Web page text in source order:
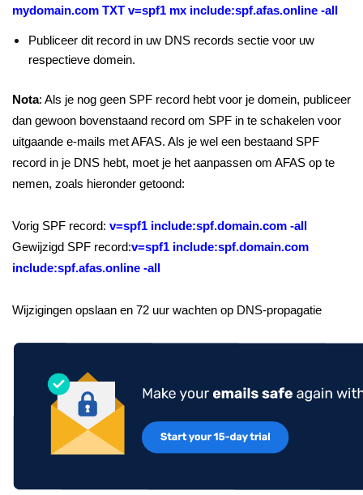
mydomain.com TXT v=spf1 mx include:spf.afas.online -all
Publiceer dit record in uw DNS records sectie voor uw
respectieve domein.
Nota: Als je nog geen SPF record hebt voor je domein, publiceer
dan gewoon bovenstaand record om SPF in te schakelen voor
uitgaande e-mails met AFAS. Als je wel een bestaand SPF
record in je DNS hebt, moet je het aanpassen om AFAS op te
nemen, zoals hieronder getoond:
Vorig SPF record: v=spf1 include:spf.domain.com -all
Gewijzigd SPF record:v=spf1 include:spf.domain.com
include:spf.afas.online -all
Wijzigingen opslaan en 72 uur wachten op DNS-propagatie